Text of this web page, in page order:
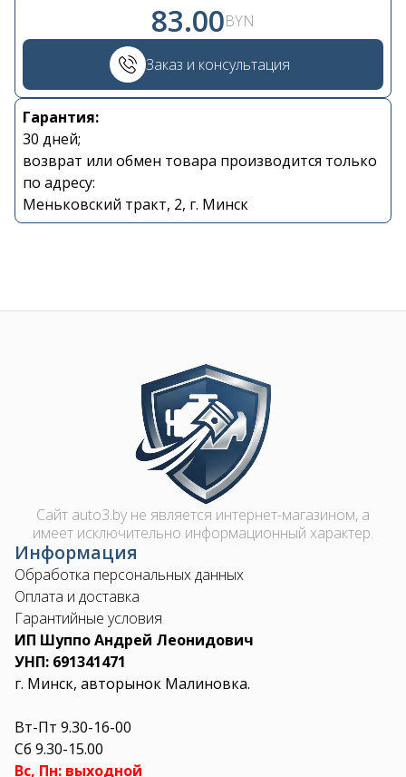
83.00BYN
Заказ и консультация
Гарантия:
30 дней;
возврат или обмен товара производится только
по адресу:
Меньковский тракт, 2, г. Минск
+375 29 870 15 80
Viber
shupik21@bk.ru
Image
Сайт auto3.by не является интернет-магазином, а
имеет исключительно информационный характер.
Информация
Обработка персональных данных
Оплата и доставка
Гарантийные условия
ИП Шуппо Андрей Леонидович
УНП: 691341471
г. Минск, авторынок Малиновка.
Вт-Пт 9.30-16-00
Сб 9.30-15.00
Вс, Пн: выходной